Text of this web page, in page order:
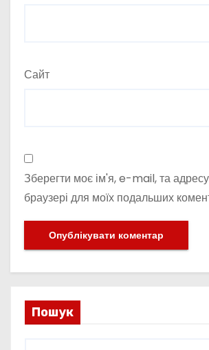
Сайт
Зберегти моє ім'я, e-mail, та
браузері для моїх подальших
Пошук